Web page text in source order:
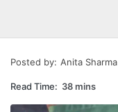
Posted by: Anita Sharma
Read Time: 38 mins